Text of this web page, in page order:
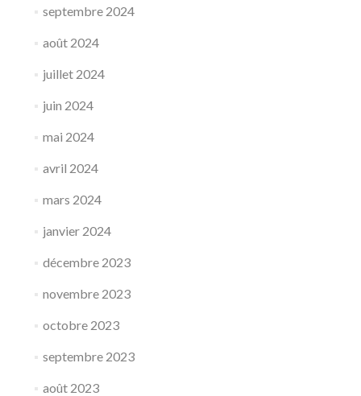
septembre 2024
août 2024
juillet 2024
juin 2024
mai 2024
avril 2024
mars 2024
janvier 2024
décembre 2023
novembre 2023
octobre 2023
septembre 2023
août 2023